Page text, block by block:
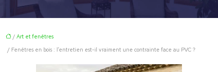
/ Art et fenêtres
/ Fenêtres en bois : l’entretien est-il vraiment une contrainte face au PVC ?